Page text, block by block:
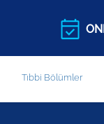
Tıbbi Bölümler